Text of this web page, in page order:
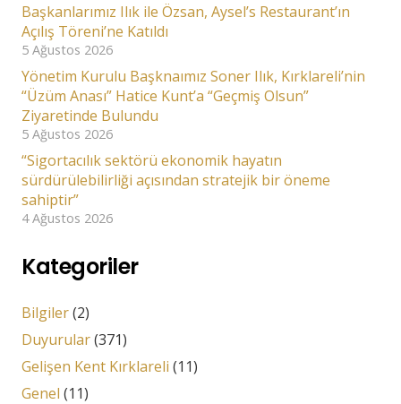
Başkanlarımız Ilık ile Özsan, Aysel’s Restaurant’ın
Açılış Töreni’ne Katıldı
5 Ağustos 2026
Yönetim Kurulu Başknaımız Soner Ilık, Kırklareli’nin
“Üzüm Anası” Hatice Kunt’a “Geçmiş Olsun”
Ziyaretinde Bulundu
5 Ağustos 2026
“Sigortacılık sektörü ekonomik hayatın
sürdürülebilirliği açısından stratejik bir öneme
sahiptir”
4 Ağustos 2026
Kategoriler
Bilgiler(2)
Duyurular(371)
Gelişen Kent Kırklareli (11)
Genel (11)